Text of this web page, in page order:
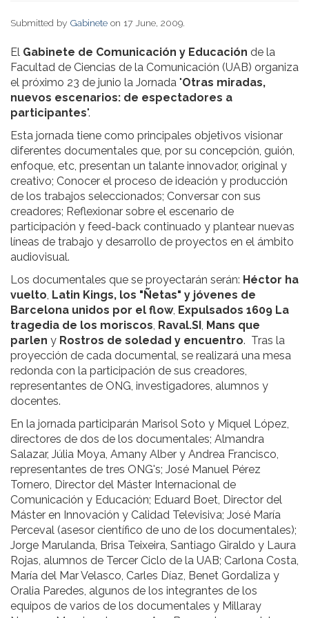
Submitted by Gabinete on 17 June, 2009.
El Gabinete de Comunicación y Educación de la
Facultad de Ciencias de la Comunicación (UAB) organiza
el próximo 23 de junio la Jornada "Otras miradas,
nuevos escenarios: de espectadores a
participantes".
Esta jornada tiene como principales objetivos visionar
diferentes documentales que, por su concepción, guión,
enfoque, etc, presentan un talante innovador, original y
creativo; Conocer el proceso de ideación y producción
de los trabajos seleccionados; Conversar con sus
creadores; Reflexionar sobre el escenario de
participación y feed-back continuado y plantear nuevas
líneas de trabajo y desarrollo de proyectos en el ámbito
audiovisual.
Los documentales que se proyectarán serán: Héctor ha
vuelto, Latin Kings, los "Ñetas" y jóvenes de
Barcelona unidos por el flow, Expulsados 1609 La
tragedia de los moriscos, Raval.SI, Mans que
parlen y Rostros de soledad y encuentro. Tras la
proyección de cada documental, se realizará una mesa
redonda con la participación de sus creadores,
representantes de ONG, investigadores, alumnos y
docentes.
En la jornada participarán Marisol Soto y Miquel López,
directores de dos de los documentales; Almandra
Salazar, Júlia Moya, Amany Alber y Andrea Francisco,
representantes de tres ONG's; José Manuel Pérez
Tornero, Director del Máster Internacional de
Comunicación y Educación; Eduard Boet, Director del
Máster en Innovación y Calidad Televisiva; José María
Perceval (asesor científico de uno de los documentales);
Jorge Marulanda, Brisa Teixeira, Santiago Giraldo y Laura
Rojas, alumnos de Tercer Ciclo de la UAB; Carlona Costa,
María del Mar Velasco, Carles Díaz, Benet Gordaliza y
Oralia Paredes, algunos de los integrantes de los
equipos de varios de los documentales y Millaray